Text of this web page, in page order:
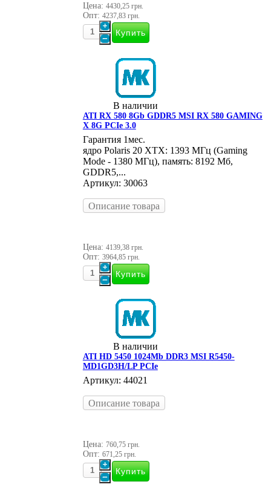
Цена: 4430,25 грн.
Опт: 4237,83 грн.
В наличии
ATI RX 580 8Gb GDDR5 MSI RX 580 GAMING
X 8G PCIe 3.0
Гарантия 1мес.
ядро Polaris 20 XTX: 1393 МГц (Gaming
Mode - 1380 МГц), память: 8192 Мб,
GDDR5,...
Артикул: 30063
Описание товара
Цена: 4139,38 грн.
Опт: 3964,85 грн.
В наличии
ATI HD 5450 1024Mb DDR3 MSI R5450-
MD1GD3H/LP PCIe
Артикул: 44021
Описание товара
Цена: 760,75 грн.
Опт: 671,25 грн.